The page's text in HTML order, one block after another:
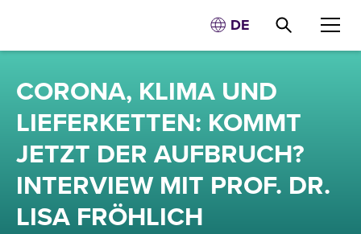
DE
CORONA, KLIMA UND
LIEFERKETTEN: KOMMT
JETZT DER AUFBRUCH?
INTERVIEW MIT PROF. DR.
LISA FRÖHLICH